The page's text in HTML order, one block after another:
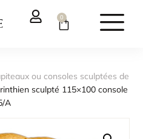
0
ou consoles sculptées de
sculpté 115×100 console
A